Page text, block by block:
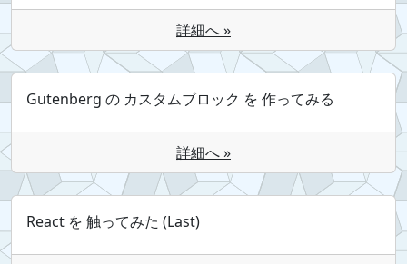
詳細へ »
Gutenberg の カスタムブロック を 作ってみる
詳細へ »
React を 触ってみた (Last)